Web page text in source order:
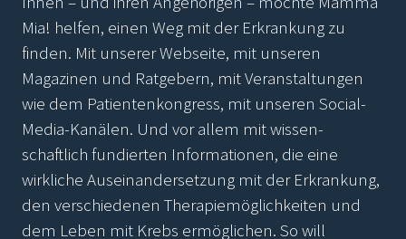
Mia! helfen, einen Weg mit der Erkrankung zu
finden. Mit unserer Webseite, mit unseren
Magazinen und Ratgebern, mit Veranstaltungen
wie dem Patientenkongress, mit unseren Social-
Media-Kanälen. Und vor allem mit wissen-
schaftlich fundierten Informationen, die eine
wirkliche Auseinandersetzung mit der Erkrankung,
den verschiedenen Therapiemöglichkeiten und
dem Leben mit Krebs ermöglichen. So will